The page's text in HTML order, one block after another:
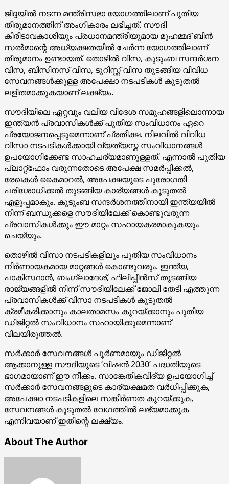
ജിദ്ദയിൽ നടന്ന മന്ത്രിസഭാ യോഗത്തിലാണ് പുതിയ
തീരുമാനത്തിന് അംഗീകാരം ലഭിച്ചത്. സൗദി
കിരീടാവകാശിയും പ്രധാനമന്ത്രിയുമായ മുഹമ്മദ് ബിൻ
സൽമാന്റെ അധ്യക്ഷതയിൽ ചേർന്ന യോഗത്തിലാണ്
തീരുമാനം ഉണ്ടായത്. തൊഴിൽ വിസ, കുടുംബ സന്ദർശന
വിസ, ബിസിനസ് വിസ, ടൂറിസ്റ്റ് വിസ തുടങ്ങിയ വിവിധ
സേവനങ്ങൾക്കുള്ള അപേക്ഷാ നടപടികൾ കൂടുതൽ
ലളിതമാക്കുകയാണ് ലക്ഷ്യം.
സൗദിയിലെ ഏറ്റവും വലിയ വിദേശ സമൂഹങ്ങളിലൊന്നായ
ഇന്ത്യൻ പ്രവാസികൾക്ക് പുതിയ സംവിധാനം ഏറെ
പ്രയോജനപ്പെടുമെന്നാണ് പ്രതീക്ഷ. നിലവിൽ വിവിധ
വിസാ നടപടികൾക്കായി വ്യത്യസ്ത സംവിധാനങ്ങൾ
ഉപയോഗിക്കേണ്ട സാഹചര്യമാണുള്ളത്. എന്നാൽ പുതിയ
പ്ലാറ്റ്‌ഫോം വരുന്നതോടെ അപേക്ഷ സമർപ്പിക്കൽ,
രേഖകൾ കൈമാറൽ, അപേക്ഷയുടെ പുരോഗതി
പരിശോധിക്കൽ തുടങ്ങിയ കാര്യങ്ങൾ കൂടുതൽ
എളുപ്പമാകും. കുടുംബ സന്ദർശനത്തിനായി ഇന്ത്യയിൽ
നിന്ന് ബന്ധുക്കളെ സൗദിയിലേക്ക് കൊണ്ടുവരുന്ന
പ്രവാസികൾക്കും ഈ മാറ്റം സഹായകരമാകുകയും
ചെയ്യും.
തൊഴിൽ വിസാ നടപടികളിലും പുതിയ സംവിധാനം
നിർണായകമായ മാറ്റങ്ങൾ കൊണ്ടുവരും. ഇന്ത്യ,
പാകിസ്ഥാൻ, ബംഗ്ലാദേശ്, ഫിലിപ്പീൻസ് തുടങ്ങിയ
രാജ്യങ്ങളിൽ നിന്ന് സൗദിയിലേക്ക് ജോലി തേടി എത്തുന്ന
പ്രവാസികൾക്ക് വിസാ നടപടികൾ കൂടുതൽ
ക്രമീകരിക്കാനും കാലതാമസം കുറയ്ക്കാനും പുതിയ
ഡിജിറ്റൽ സംവിധാനം സഹായിക്കുമെന്നാണ്
വിലയിരുത്തൽ.
സർക്കാർ സേവനങ്ങൾ പൂർണമായും ഡിജിറ്റൽ
ആക്കാനുള്ള സൗദിയുടെ ‘വിഷൻ 2030’ പദ്ധതിയുടെ
ഭാഗമായാണ് ഈ നീക്കം. സാങ്കേതികവിദ്യ ഉപയോഗിച്ച്
സർക്കാർ സേവനങ്ങളുടെ കാര്യക്ഷമത വർധിപ്പിക്കുക,
അപേക്ഷാ നടപടികളിലെ സങ്കീർണത കുറയ്ക്കുക,
സേവനങ്ങൾ കൂടുതൽ വേഗത്തിൽ ലഭ്യമാക്കുക
എന്നിവയാണ് ഇതിന്റെ ലക്ഷ്യം.
About The Author